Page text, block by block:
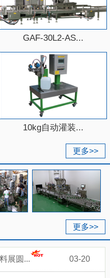
GAF-30L2-AS...
10kg自动灌装...
更多>>
更多>>
03-20
展圆...